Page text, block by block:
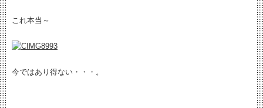
これ本当～
今ではあり得ない・・・。